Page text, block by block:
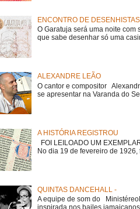
ENCONTRO DE
O Garatuja será uma noite com
que sabe desenhar só uma
ALEXANDRE LEÃO
O cantor e compositor
se apresentar na Varanda do
A HISTÓRIA REGISTROU
FOI LEILOADO UM
No dia 19 de fevereiro de 1926,
QUINTAS DANCEHALL -
A equipe de som do